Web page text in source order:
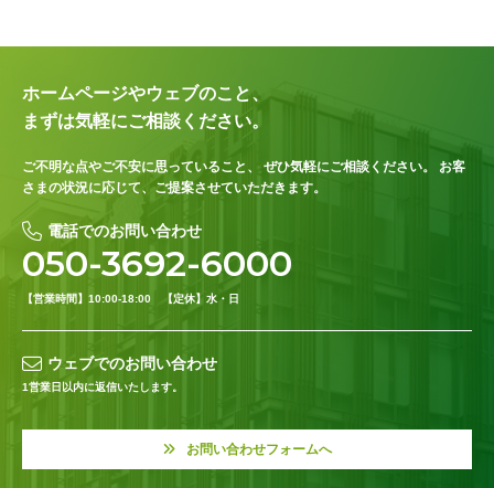
ホームページやウェブのこと、
まずは気軽にご相談ください。
ご不明な点やご不安に思っていること、 ぜひ気軽にご相談ください。
お客
さまの状況に応じて、ご提案させていただきます。
電話でのお問い合わせ
050-3692-6000
【営業時間】10:00-18:00 【定休】水・日
ウェブでのお問い合わせ
1営業日以内に返信いたします。
お問い合わせフォームへ